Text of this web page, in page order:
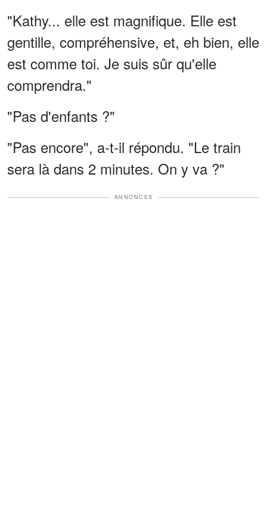
"Kathy... elle est magnifique. Elle est
gentille, compréhensive, et, eh bien, elle
est comme toi. Je suis sûr qu'elle
comprendra."
"Pas d'enfants ?"
"Pas encore", a-t-il répondu. "Le train
sera là dans 2 minutes. On y va ?"
ANNONCES